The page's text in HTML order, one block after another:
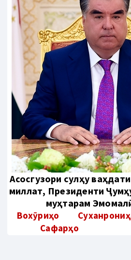
Aсосгузори сулҳу
миллат, Президенти
муҳтарам
Вохӯриҳо
Сафарҳо